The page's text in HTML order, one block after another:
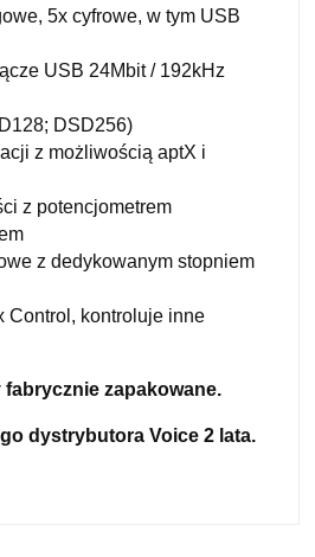
5x cyfrowe, w tym USB
USB 24Mbit / 192kHz
DSD256)
z możliwością aptX i
z potencjometrem
z dedykowanym stopniem
Control, kontroluje inne
fabrycznie zapakowane.
dystrybutora Voice 2 lata.